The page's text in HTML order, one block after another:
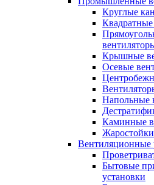
Круглые
Крышные
Осевые
Напольные
Каминные
Вентиляционные
Бытовые
установки